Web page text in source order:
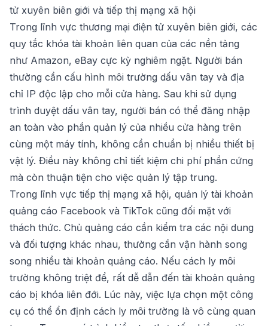
tử xuyên biên giới và tiếp thị mạng xã hội
Trong lĩnh vực thương mại điện tử xuyên biên giới, các
quy tắc khóa tài khoản liên quan của các nền tảng
như Amazon, eBay cực kỳ nghiêm ngặt. Người bán
thường cần cấu hình môi trường dấu vân tay và địa
chỉ IP độc lập cho mỗi cửa hàng. Sau khi sử dụng
trình duyệt dấu vân tay, người bán có thể đăng nhập
an toàn vào phần quản lý của nhiều cửa hàng trên
cùng một máy tính, không cần chuẩn bị nhiều thiết bị
vật lý. Điều này không chỉ tiết kiệm chi phí phần cứng
mà còn thuận tiện cho việc quản lý tập trung.
Trong lĩnh vực tiếp thị mạng xã hội, quản lý tài khoản
quảng cáo Facebook và TikTok cũng đối mặt với
thách thức. Chủ quảng cáo cần kiểm tra các nội dung
và đối tượng khác nhau, thường cần vận hành song
song nhiều tài khoản quảng cáo. Nếu cách ly môi
trường không triệt để, rất dễ dẫn đến tài khoản quảng
cáo bị khóa liên đới. Lúc này, việc lựa chọn một công
cụ có thể ổn định cách ly môi trường là vô cùng quan